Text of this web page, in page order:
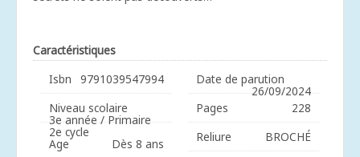
Caractéristiques
Isbn
9791039547994
Niveau scolaire
3e année / Primaire
2e cycle
Age
Dès 8 ans
Date de parution
26/09/2024
Pages
228
Reliure
BROCHÉ